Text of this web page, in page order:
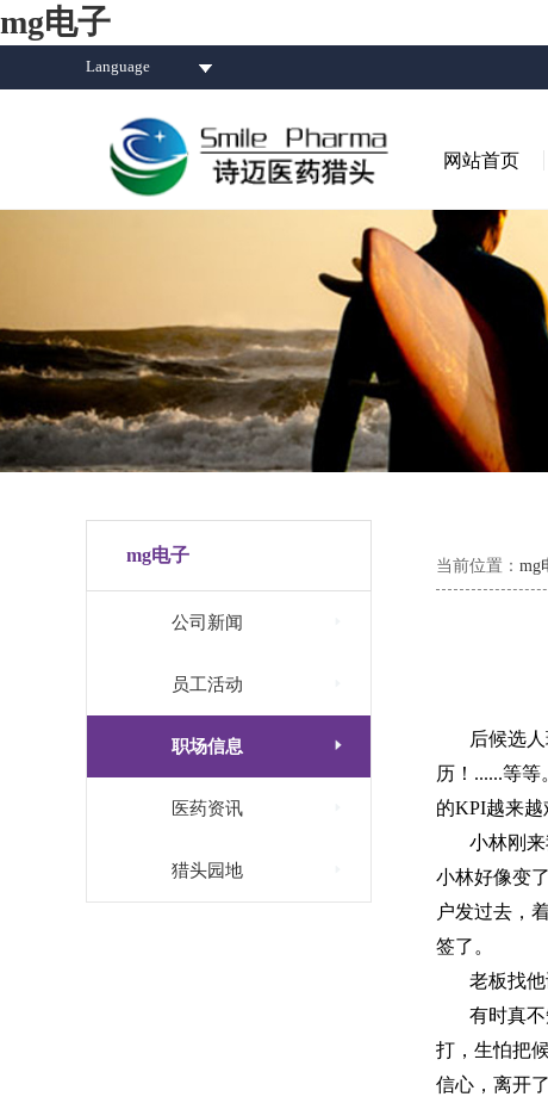
mg电子
Language
网站首页
mg电子
公司新闻
员工活动
职场信息 
医药资讯
猎头园地
当前位置： mg
后候选
历！ ......等等
的KPI越来越
小林刚
小林好像变
户发过去，
签了。
老板找
有时真
打，生怕把
信心，离开了